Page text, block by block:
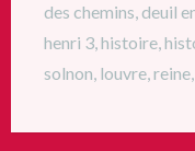
des chemins, deuil
henri 3,histoire,
solnon, louvre,reine,